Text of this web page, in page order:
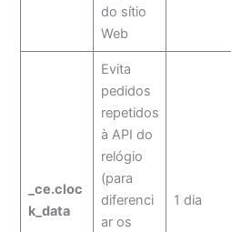
do sítio
Web
_ce.cloc
k_data
Evita
pedidos
repetidos
à API do
relógio
(para
diferenci
ar os
1 dia